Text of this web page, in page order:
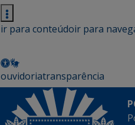
ir para conteúdoir para
ouvidoriatransparência